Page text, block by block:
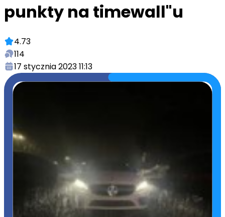
punkty na timewall"u
4.73
114
17 stycznia 2023 11:13